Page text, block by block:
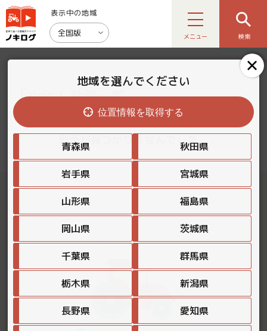
表示中の地域
全国版 メニュー 検索
「ppc」動画一覧
動画が見つかりませんでした。
地域を選んでください
位置情報を取得する
青森県 秋田県
岩手県 宮城県
山形県 福島県
岡山県 茨城県
千葉県 群馬県
栃木県 新潟県
長野県 愛知県